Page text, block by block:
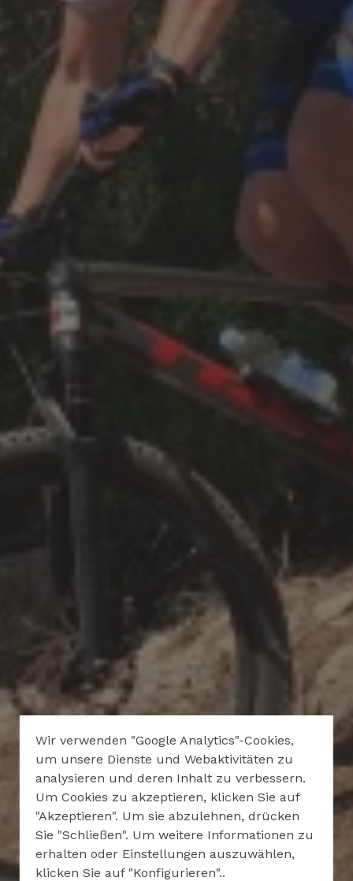
Wir verwenden "Google Analytics"-Cookies,
um unsere Dienste und Webaktivitäten zu
analysieren und deren Inhalt zu verbessern.
Um Cookies zu akzeptieren, klicken Sie auf
"Akzeptieren". Um sie abzulehnen, drücken
Sie "Schließen". Um weitere Informationen zu
erhalten oder Einstellungen auszuwählen,
klicken Sie auf "Konfigurieren"..